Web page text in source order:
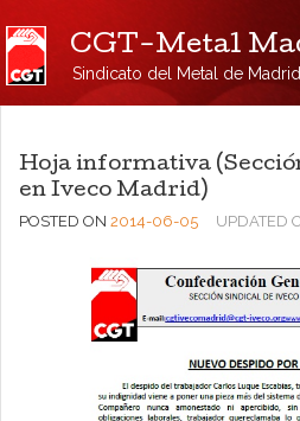
CGT-Metal
Sindicato del Metal de
Hoja informativa
en Iveco Madrid)
POSTED ON 2014-06-05 UPDATED